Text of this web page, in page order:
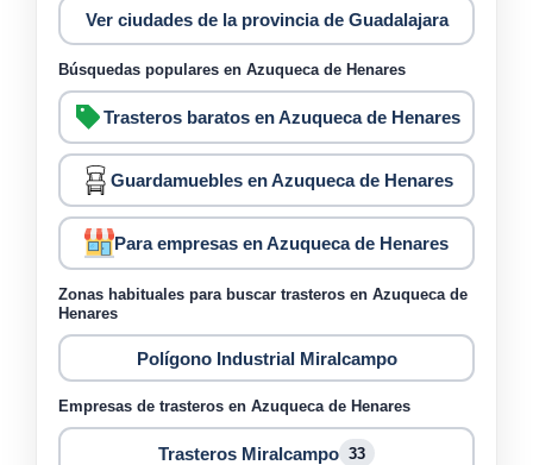
Ver ciudades de la provincia de Guadalajara
Búsquedas populares en Azuqueca de Henares
Trasteros baratos en Azuqueca de Henares
Guardamuebles en Azuqueca de Henares
Para empresas en Azuqueca de Henares
Zonas habituales para buscar trasteros en Azuqueca de
Henares
Polígono Industrial Miralcampo
Empresas de trasteros en Azuqueca de Henares
Trasteros Miralcampo 33